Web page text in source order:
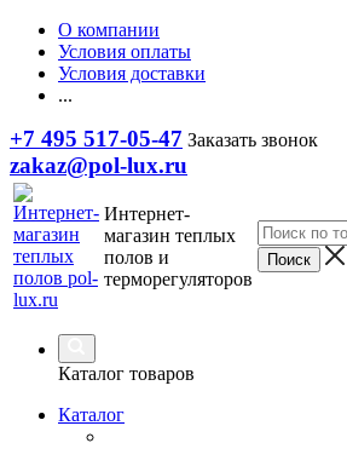
О компании
Условия оплаты
Условия доставки
...
+7 495 517-05-47 Заказать звонок
zakaz@pol-lux.ru
Интернет-
магазин теплых
полов и
терморегуляторов
Каталог товаров
Каталог